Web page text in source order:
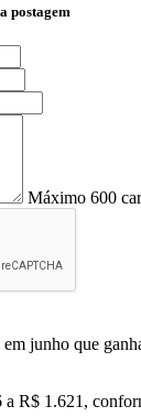
postagem
Máximo 600
junho que
R$ 1.621,